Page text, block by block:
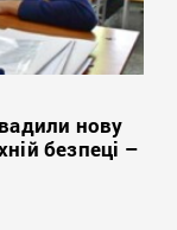
нову
безпеці –